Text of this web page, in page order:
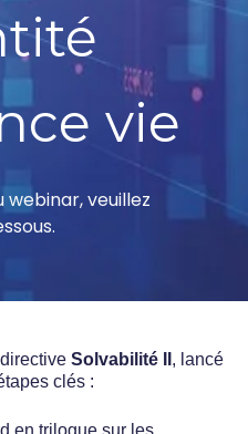
vie
veuillez
Solvabilité II , lancé
clés :
en trilogue sur les